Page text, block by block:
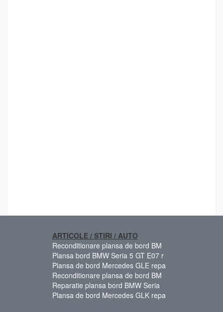
ARTICOLE / STIRI / AUTO
Reconditionare plansa de bord BM
Plansa bord BMW Seria 5 GT E07 r
Plansa de bord Mercedes GLE repa
Reconditionare plansa de bord BM
Reparatie plansa bord BMW Seria
Plansa de bord Mercedes GLK repa